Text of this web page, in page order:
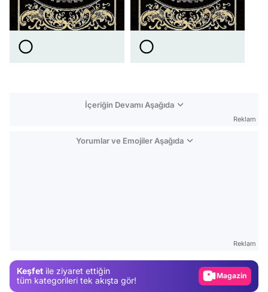
İçeriğin Devamı Aşağıda
Reklam
Yorumlar ve Emojiler Aşağıda
Reklam
Keşfet ile ziyaret ettiğin
tüm kategorileri tek akışta gör!
Magazin